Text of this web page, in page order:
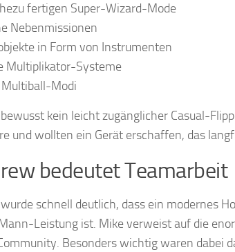
fertigen Super-Wizard-Mode
Nebenmissionen
in Form von Instrumenten
Multiplikator-Systeme
Modi
kein leicht zugänglicher Casual-
und wollten ein Gerät erschaffen, das
bedeutet Teamarbeit
wurde schnell deutlich, dass ein modernes
Leistung ist. Mike verweist auf die
Besonders wichtig waren dabei